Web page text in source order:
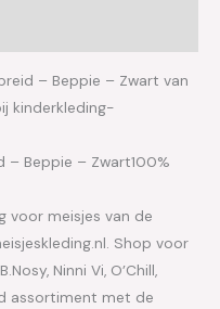
– Beppie – Zwart van
kinderkleding-
– Beppie – Zwart100%
voor meisjes van de
Shop voor
Ninni Vi, O’Chill,
assortiment met de